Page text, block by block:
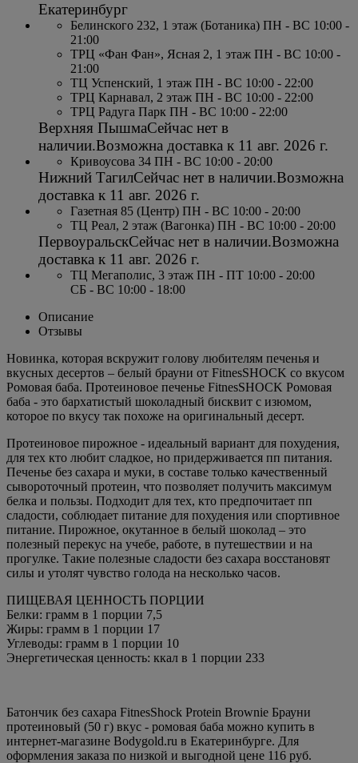
Екатеринбург
Белинского 232, 1 этаж (Ботаника) ПН - ВС 10:00 -
21:00
ТРЦ «Фан Фан», Ясная 2, 1 этаж ПН - ВС 10:00 -
21:00
ТЦ Успенский, 1 этаж ПН - ВС 10:00 - 22:00
ТРЦ Карнавал, 2 этаж ПН - ВС 10:00 - 22:00
ТРЦ Радуга Парк ПН - ВС 10:00 - 22:00
Верхняя ПышмаСейчас нет в
наличии.Возможна доставка к 11 авг. 2026 г.
Кривоусова 34 ПН - ВС 10:00 - 20:00
Нижний ТагилСейчас нет в наличии.Возможна
доставка к 11 авг. 2026 г.
Газетная 85 (Центр) ПН - ВС 10:00 - 20:00
ТЦ Реал, 2 этаж (Вагонка) ПН - ВС 10:00 - 20:00
ПервоуральскСейчас нет в наличии.Возможна
доставка к 11 авг. 2026 г.
ТЦ Мегаполис, 3 этаж ПН - ПТ 10:00 - 20:00
СБ - ВС 10:00 - 18:00
Описание
Отзывы
Новинка, которая вскружит голову любителям печенья и
вкусных десертов – белый брауни от FitnesSHOCK со вкусом
Ромовая баба. Протеиновое печенье FitnesSHOCK Ромовая
баба - это бархатистый шоколадный бисквит с изюмом,
которое по вкусу так похоже на оригинальный десерт.
Протеиновое пирожное - идеальный вариант для похудения,
для тех кто любит сладкое, но придерживается пп питания.
Печенье без сахара и муки, в составе только качественный
сывороточный протеин, что позволяет получить максимум
белка и пользы. Подходит для тех, кто предпочитает пп
сладости, соблюдает питание для похудения или спортивное
питание. Пирожное, окутанное в белый шоколад – это
полезный перекус на учебе, работе, в путешествии и на
прогулке. Такие полезные сладости без сахара восстановят
силы и утолят чувство голода на несколько часов.
ПИЩЕВАЯ ЦЕННОСТЬ ПОРЦИИ
Белки: грамм в 1 порции 7,5
Жиры: грамм в 1 порции 17
Углеводы: грамм в 1 порции 10
Энергетическая ценность: ккал в 1 порции 233
Батончик без сахара FitnesShock Protein Brownie Брауни
протеиновый (50 г) вкус - ромовая баба можно купить в
интернет-магазине Bodygold.ru в Екатеринбурге. Для
оформления заказа по низкой и выгодной цене 116 руб.